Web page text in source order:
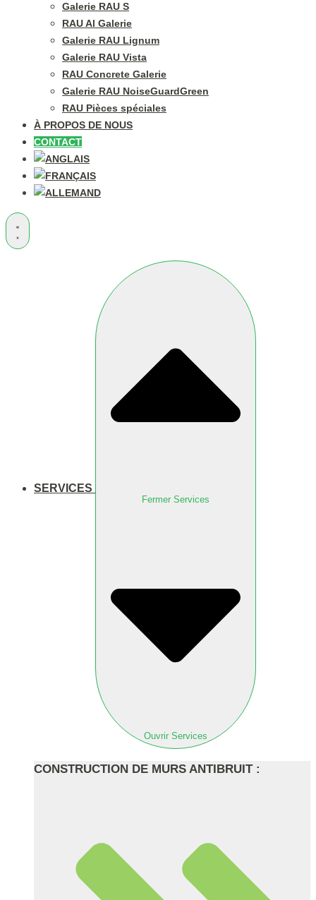
Galerie RAU S
RAU Al Galerie
Galerie RAU Lignum
Galerie RAU Vista
RAU Concrete Galerie
Galerie RAU NoiseGuardGreen
RAU Pièces spéciales
À PROPOS DE NOUS
CONTACT
SERVICES
Fermer Services
Ouvrir Services
CONSTRUCTION DE MURS ANTIBRUIT :